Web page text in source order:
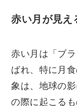
赤い月が見え
赤い月は「ブ
ばれ、特に月
象は、地球の
の際に起こる